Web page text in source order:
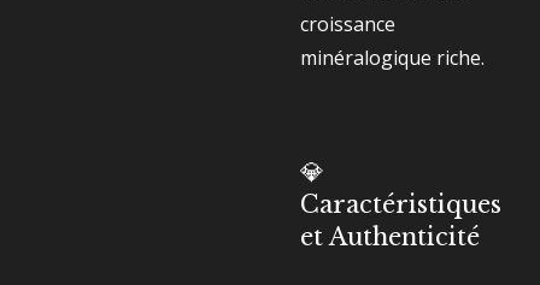
croissance
minéralogique riche.
💎
Caractéristiques
et Authenticité